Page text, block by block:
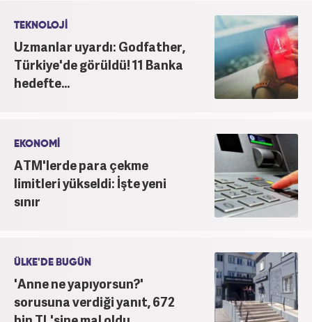
TEKNOLOJİ
Uzmanlar uyardı: Godfather,
Türkiye'de görüldü! 11 Banka
hedefte...
EKONOMİ
ATM'lerde para çekme
limitleri yükseldi: İşte yeni
sınır
ÜLKE'DE BUGÜN
'Anne ne yapıyorsun?'
sorusuna verdiği yanıt, 672